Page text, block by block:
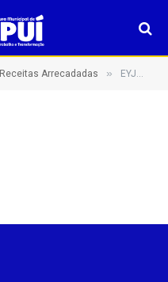
Receitas Arrecadadas » EYJPDI~1